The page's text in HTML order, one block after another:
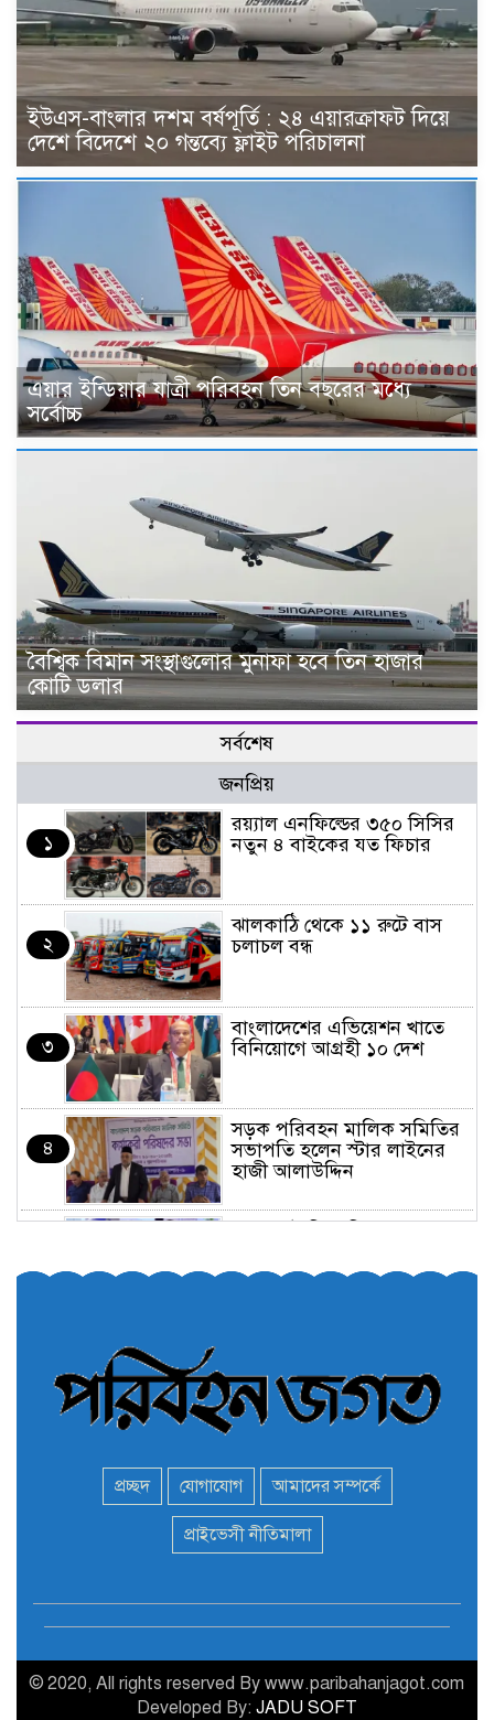
ইউএস-বাংলার দশম বর্ষপূর্তি : ২৪ এয়ারক্রাফট দিয়ে
দেশে বিদেশে ২০ গন্তব্যে ফ্লাইট পরিচালনা
এয়ার ইন্ডিয়ার যাত্রী পরিবহন তিন বছরের মধ্যে
সর্বোচ্চ
বৈশ্বিক বিমান সংস্থাগুলোর মুনাফা হবে তিন হাজার
কোটি ডলার
সর্বশেষ
জনপ্রিয়
১
র‌য়্যাল এনফিল্ডের ৩৫০ সিসির
নতুন ৪ বাইকের যত ফিচার
২
ঝালকাঠি থেকে ১১ রুটে বাস
চলাচল বন্ধ
৩
বাংলাদেশের এভিয়েশন খাতে
বিনিয়োগে আগ্রহী ১০ দেশ
৪
সড়ক পরিবহন মালিক সমিতির
সভাপতি হলেন স্টার লাইনের
হাজী আলাউদ্দিন
অনির্দিষ্টকালের জন্য বাংলাদেশে
মন্ত্রী এমপিদের দেশত্যাগের
হিড়িক : নিরাপদ আশ্রয়ে
বাস ড্রাইভার নিকোলাস মাদুরো
প্রেসিডেন্ট
প্রচ্ছদ যোগাযোগ আমাদের সম্পর্কে
প্রাইভেসী নীতিমালা
© 2020, All rights reserved By www.paribahanjagot.com
Developed By: JADU SOFT